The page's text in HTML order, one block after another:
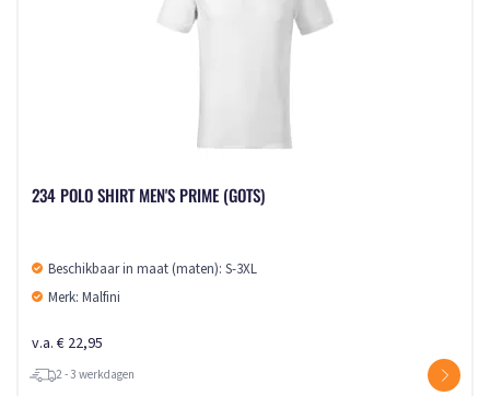
234 POLO SHIRT MEN'S PRIME (GOTS)
Beschikbaar in maat (maten): S-3XL
Merk: Malfini
v.a. € 22,95
2 - 3 werkdagen